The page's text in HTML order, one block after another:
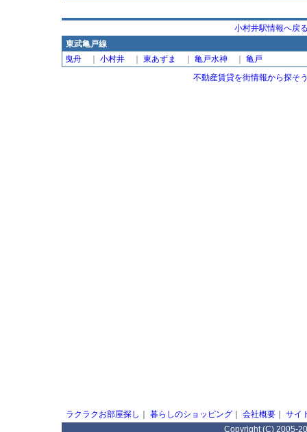
小村井駅情報へ戻
東武亀戸線
曳舟
小村井 東あずま 亀戸水神
亀戸
不動産賃貸を街情報から探そ
ラクラクお部屋探し 暮らしのショッピング｜ 会社概要｜ サイ
Copyright (C) 2005-